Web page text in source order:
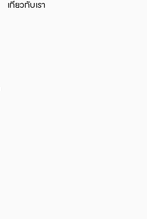
เกี่ยวกับเรา